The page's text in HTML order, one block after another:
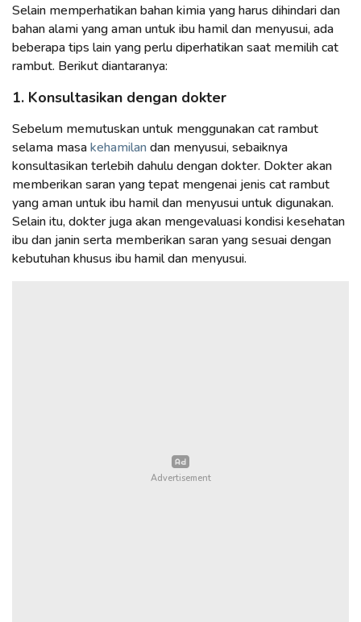
Selain memperhatikan bahan kimia yang harus dihindari dan
bahan alami yang aman untuk ibu hamil dan menyusui, ada
beberapa tips lain yang perlu diperhatikan saat memilih cat
rambut. Berikut diantaranya:
1. Konsultasikan dengan dokter
Sebelum memutuskan untuk menggunakan cat rambut
selama masakehamilandan menyusui, sebaiknya
konsultasikan terlebih dahulu dengan dokter. Dokter akan
memberikan saran yang tepat mengenai jenis cat rambut
yang aman untuk ibu hamil dan menyusui untuk digunakan.
Selain itu, dokter juga akan mengevaluasi kondisi kesehatan
ibu dan janin serta memberikan saran yang sesuai dengan
kebutuhan khusus ibu hamil dan menyusui.